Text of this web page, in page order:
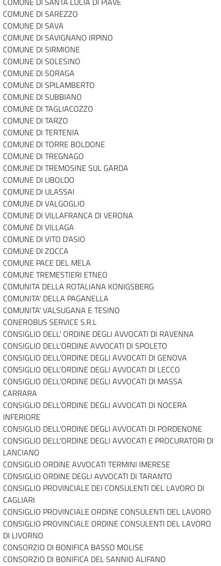
COMUNE DI SAREZZO
COMUNE DI SAVA
COMUNE DI SAVIGNANO IRPINO
COMUNE DI SIRMIONE
COMUNE DI SOLESINO
COMUNE DI SORAGA
COMUNE DI SPILAMBERTO
COMUNE DI SUBBIANO
COMUNE DI TAGLIACOZZO
COMUNE DI TARZO
COMUNE DI TERTENIA
COMUNE DI TORRE BOLDONE
COMUNE DI TREGNAGO
COMUNE DI TREMOSINE SUL GARDA
COMUNE DI UBOLDO
COMUNE DI ULASSAI
COMUNE DI VALGOGLIO
COMUNE DI VILLAFRANCA DI VERONA
COMUNE DI VILLAGA
COMUNE DI VITO D'ASIO
COMUNE DI ZOCCA
COMUNE PACE DEL MELA
COMUNE TREMESTIERI ETNEO
COMUNITA DELLA ROTALIANA KONIGSBERG
COMUNITA' DELLA PAGANELLA
COMUNITA' VALSUGANA E TESINO
CONEROBUS SERVICE S.R.L
CONSIGLIO DELL' ORDINE DEGLI AVVOCATI DI RAVENNA
CONSIGLIO DELL'ORDINE AVVOCATI DI SPOLETO
CONSIGLIO DELL'ORDINE DEGLI AVVOCATI DI GENOVA
CONSIGLIO DELL'ORDINE DEGLI AVVOCATI DI LECCO
CONSIGLIO DELL'ORDINE DEGLI AVVOCATI DI MASSA
CARRARA
CONSIGLIO DELL'ORDINE DEGLI AVVOCATI DI NOCERA
INFERIORE
CONSIGLIO DELL'ORDINE DEGLI AVVOCATI DI PORDENONE
CONSIGLIO DELL'ORDINE DEGLI AVVOCATI E PROCURATORI DI
LANCIANO
CONSIGLIO ORDINE AVVOCATI TERMINI IMERESE
CONSIGLIO ORDINE DEGLI AVVOCATI DI TARANTO
CONSIGLIO PROVINCIALE DEI CONSULENTI DEL LAVORO DI
CAGLIARI
CONSIGLIO PROVINCIALE ORDINE CONSULENTI DEL LAVORO
CONSIGLIO PROVINCIALE ORDINE CONSULENTI DEL LAVORO
DI LIVORNO
CONSORZIO DI BONIFICA BASSO MOLISE
CONSORZIO DI BONIFICA DEL SANNIO ALIFANO